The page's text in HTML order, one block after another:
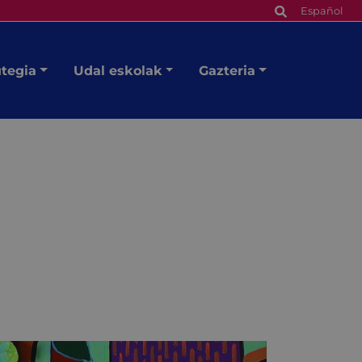
Español
Udal eskolak Gazteria